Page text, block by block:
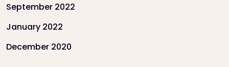
September 2022
January 2022
December 2020